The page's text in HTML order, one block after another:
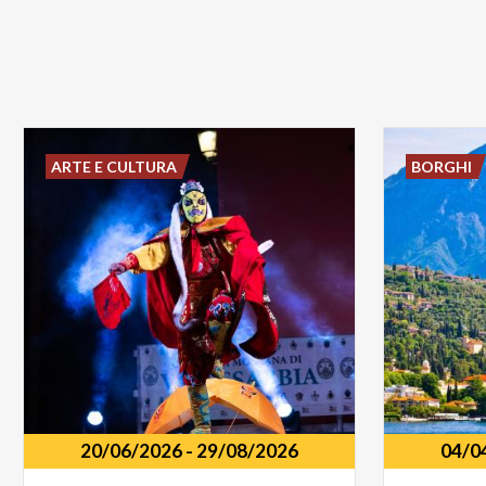
20/06/2026- 29/08/2026
ARTE E CULTURA
04/
BORGHI